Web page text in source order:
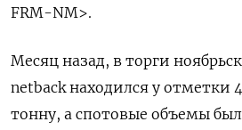
FRM-NM>.
Месяц назад, в торги
netback находился у отметки
тонну, а спотовые объемы